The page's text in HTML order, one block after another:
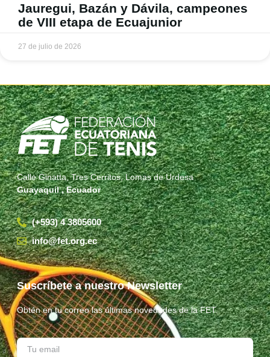
Jauregui, Bazán y Dávila, campeones
de VIII etapa de Ecuajunior
27 de julio de 2026
Calle Ginatta, Tres Cerritos, Lomas de Urdesa
Guayaquil , Ecuador
(+593) 4 3805600
info@fet.org.ec
Suscríbete a nuestro Newsletter
Obtén en tu correo las últimas novedades de la FET.